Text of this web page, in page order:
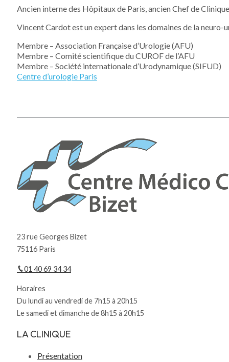
Ancien interne des Hôpitaux de Paris, ancien Chef de
Vincent Cardot est un expert dans les domaines de la
Membre – Association Française d’Urologie (AFU)
Membre – Comité scientifique du CUROF de l’AFU
Membre – Société internationale d’Urodynamique (SIFUD)
Centre d’urologie Paris
23 rue Georges Bizet
75116 Paris
01 40 69 34 34
Horaires
Du lundi au vendredi de 7h15 à 20h15
Le samedi et dimanche de 8h15 à 20h15
LA CLINIQUE
Présentation